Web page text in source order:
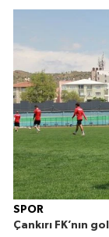
SPOR
Çankırı FK’nın